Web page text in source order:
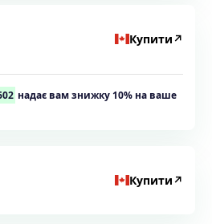
Купити ↗
надає вам знижку 10% на ваше
Купити ↗